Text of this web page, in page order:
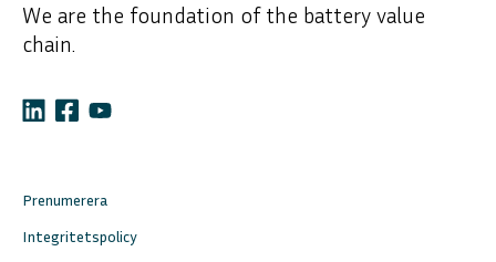
We are the foundation of the battery value
chain.
Prenumerera
Integritetspolicy